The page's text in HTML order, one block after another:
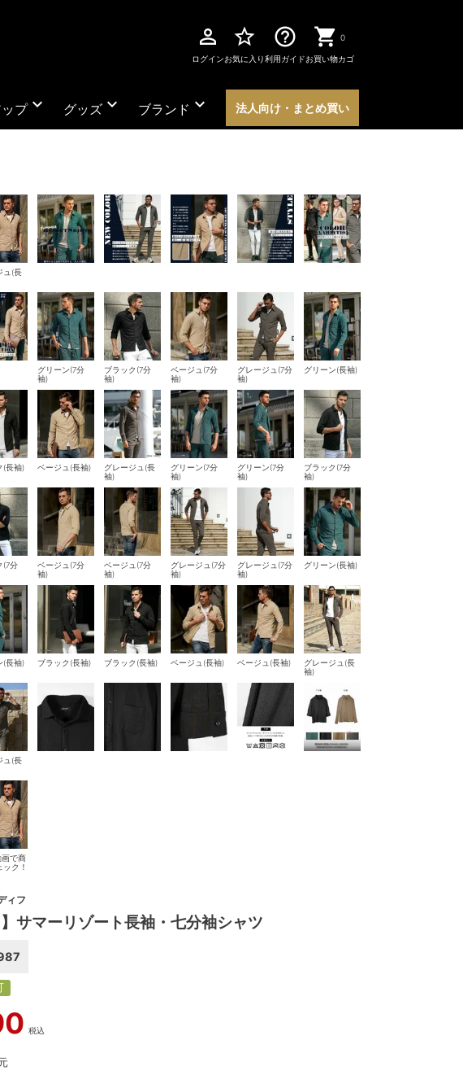
perm_identity
ログイン
star_border
お気に入り
help_outline
利用ガイド
0
お買い物カゴ
プexpand_more グッズ expand_more ブランド expand_more 法人向け・まとめ買い
ュ(長
グリーン(7分
袖)
ブラック(7分
袖)
ベージュ(7分
袖)
グレージュ(7分
袖)
グリーン(長袖)
(長袖) ベージュ(長袖)
グレージュ(長
袖)
グリーン(7分
袖)
グリーン(7分
袖)
ブラック(7分
袖)
(7分
ベージュ(7分
袖)
ベージュ(7分
袖)
グレージュ(7分
袖)
グレージュ(7分
袖)
グリーン(長袖)
(長袖) ブラック(長袖) ブラック(長袖) ベージュ(長袖) ベージュ(長袖)
グレージュ(長
袖)
ュ(長
画で商
ク！
ィフ
】サマーリゾート長袖・七分袖シャツ
税込